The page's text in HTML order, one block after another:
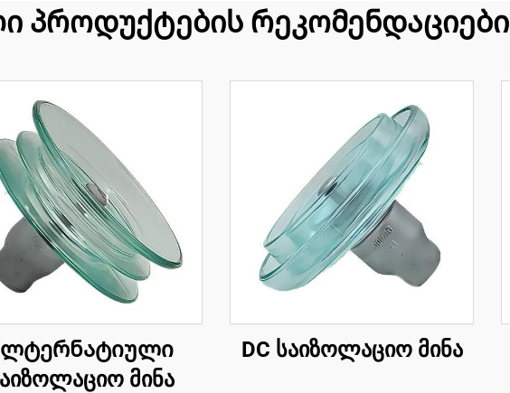
პროდუქტების რეკომენდაციები
მინა
DC საიზოლაციო მინა